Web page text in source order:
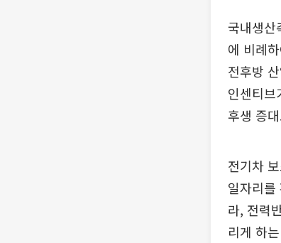
국내생산
에 비례
전후방
인센티
후생 증
전기차
일자리를
라, 전력
리게 하